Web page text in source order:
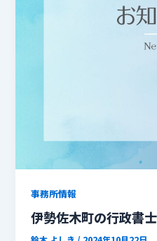
事務所情報
伊勢佐木町の行政書